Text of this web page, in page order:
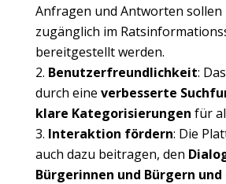
Anfragen und Antworten sollen
zugänglich im
bereitgestellt werden.
Benutzerfreundlichkeit:
durch eine verbesserte
klare Kategorisierungen für
Interaktion fördern: Die
auch dazu beitragen, den
Bürgerinnen und Bürgern